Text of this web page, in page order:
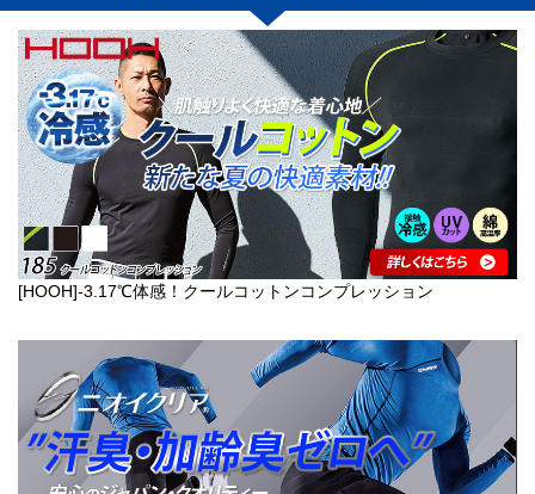
[HOOH]-3.17℃体感！クールコットンコンプレッション